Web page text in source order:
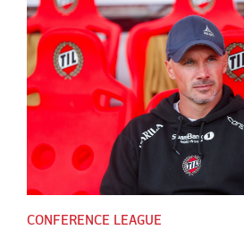
CONFERENCE LEAGUE